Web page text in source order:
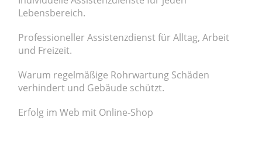
Lebensbereich.
Professioneller Assistenzdienst für Alltag, Arbeit
und Freizeit.
Warum regelmäßige Rohrwartung Schäden
verhindert und Gebäude schützt.
Erfolg im Web mit Online-Shop